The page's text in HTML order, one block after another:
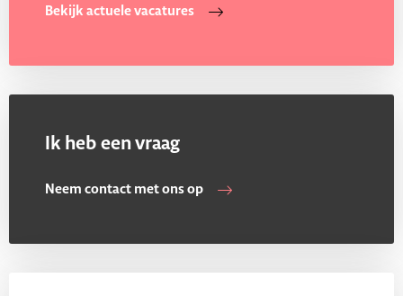
Bekijk actuele vacatures
Ik heb een vraag
Neem contact met ons op